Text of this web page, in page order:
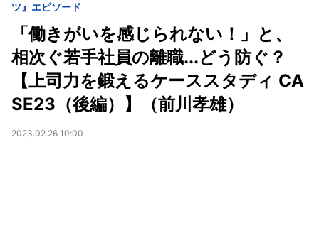
ツ』エピソード
「働きがいを感じられない！」と、
相次ぐ若手社員の離職...どう防ぐ？
【上司力を鍛えるケーススタディ CA
SE23（後編）】（前川孝雄）
2023.02.26 10:00